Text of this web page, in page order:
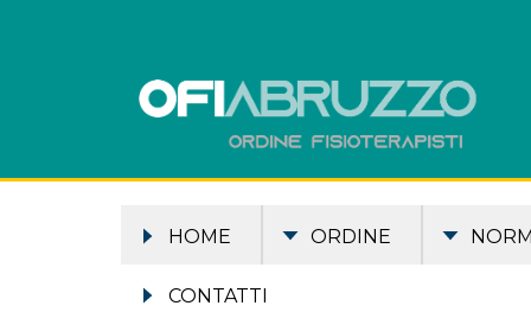
HOME ORDINE
CONTATTI